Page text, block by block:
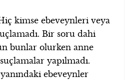
kimse ebeveynleri veya
Bir soru dahi
bunlar olurken anne
yapılmadı.
ebeveynler